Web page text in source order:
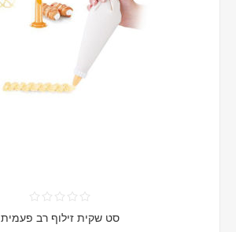
סט שקית זילוף רב פעמית